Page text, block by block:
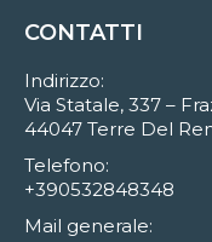
CONTATTI
Indirizzo:
Via Statale, 337 –
44047 Terre Del
Telefono:
+390532848348
Mail generale: